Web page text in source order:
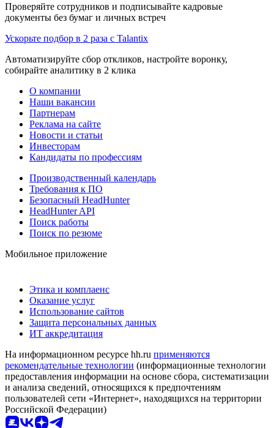
Проверяйте сотрудников и подписывайте кадровые
документы без бумаг и личных встреч
Ускорьте подбор в 2 раза с Talantix
Автоматизируйте сбор откликов, настройте воронку,
собирайте аналитику в 2 клика
О компании
Наши вакансии
Партнерам
Реклама на сайте
Новости и статьи
Инвесторам
Кандидаты по профессиям
Производственный календарь
Требования к ПО
Безопасный HeadHunter
HeadHunter API
Поиск работы
Поиск по резюме
Мобильное приложение
Этика и комплаенс
Оказание услуг
Использование сайтов
Защита персональных данных
ИТ аккредитация
На информационном ресурсе hh.ru применяются
рекомендательные технологии (информационные технологии
предоставления информации на основе сбора, систематизации
и анализа сведений, относящихся к предпочтениям
пользователей сети «Интернет», находящихся на территории
Российской Федерации)